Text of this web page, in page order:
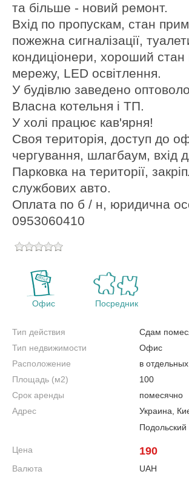
та більше - новий ремонт.
Вхід по пропускам, стан
пожежна сигналізації,
кондиціонери, хороший
мережу, LED освітлення.
У будівлю заведено
Власна котельня і ТП.
У холі працює кав'ярня!
Своя територія, доступ до
чергування, шлагбаум, вхід
Парковка на території,
службових авто.
Оплата по б / н, юридична
0953060410
Офис Посредник
Тип действия
Сдам
Тип недвижимости
Офис
Расположение
в
Площадь (м2)
100
Срок аренды
помесячно
Адрес
Украина,
Цена 190
Валюта
UAH